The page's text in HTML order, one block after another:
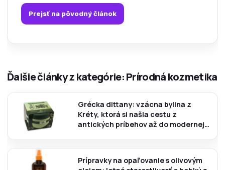
Prejsť na pôvodný článok
Ďalšie články z kategórie: Prírodná kozmetika
Grécka dittany: vzácna bylina z
Kréty, ktorá si našla cestu z
antických príbehov až do modernej
Prípravky na opaľovanie s olivovým